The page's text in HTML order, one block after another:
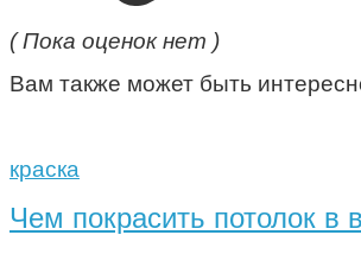
( Пока оценок нет )
Вам также может быть
краска
Чем покрасить потолок в